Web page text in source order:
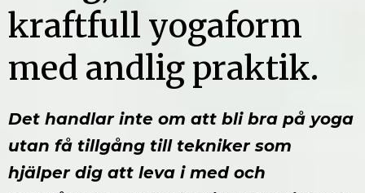
kraftfull yogaform
med andlig praktik.
Det handlar inte om att bli bra på yoga
utan få tillgång till tekniker som
hjälper dig att leva i med och